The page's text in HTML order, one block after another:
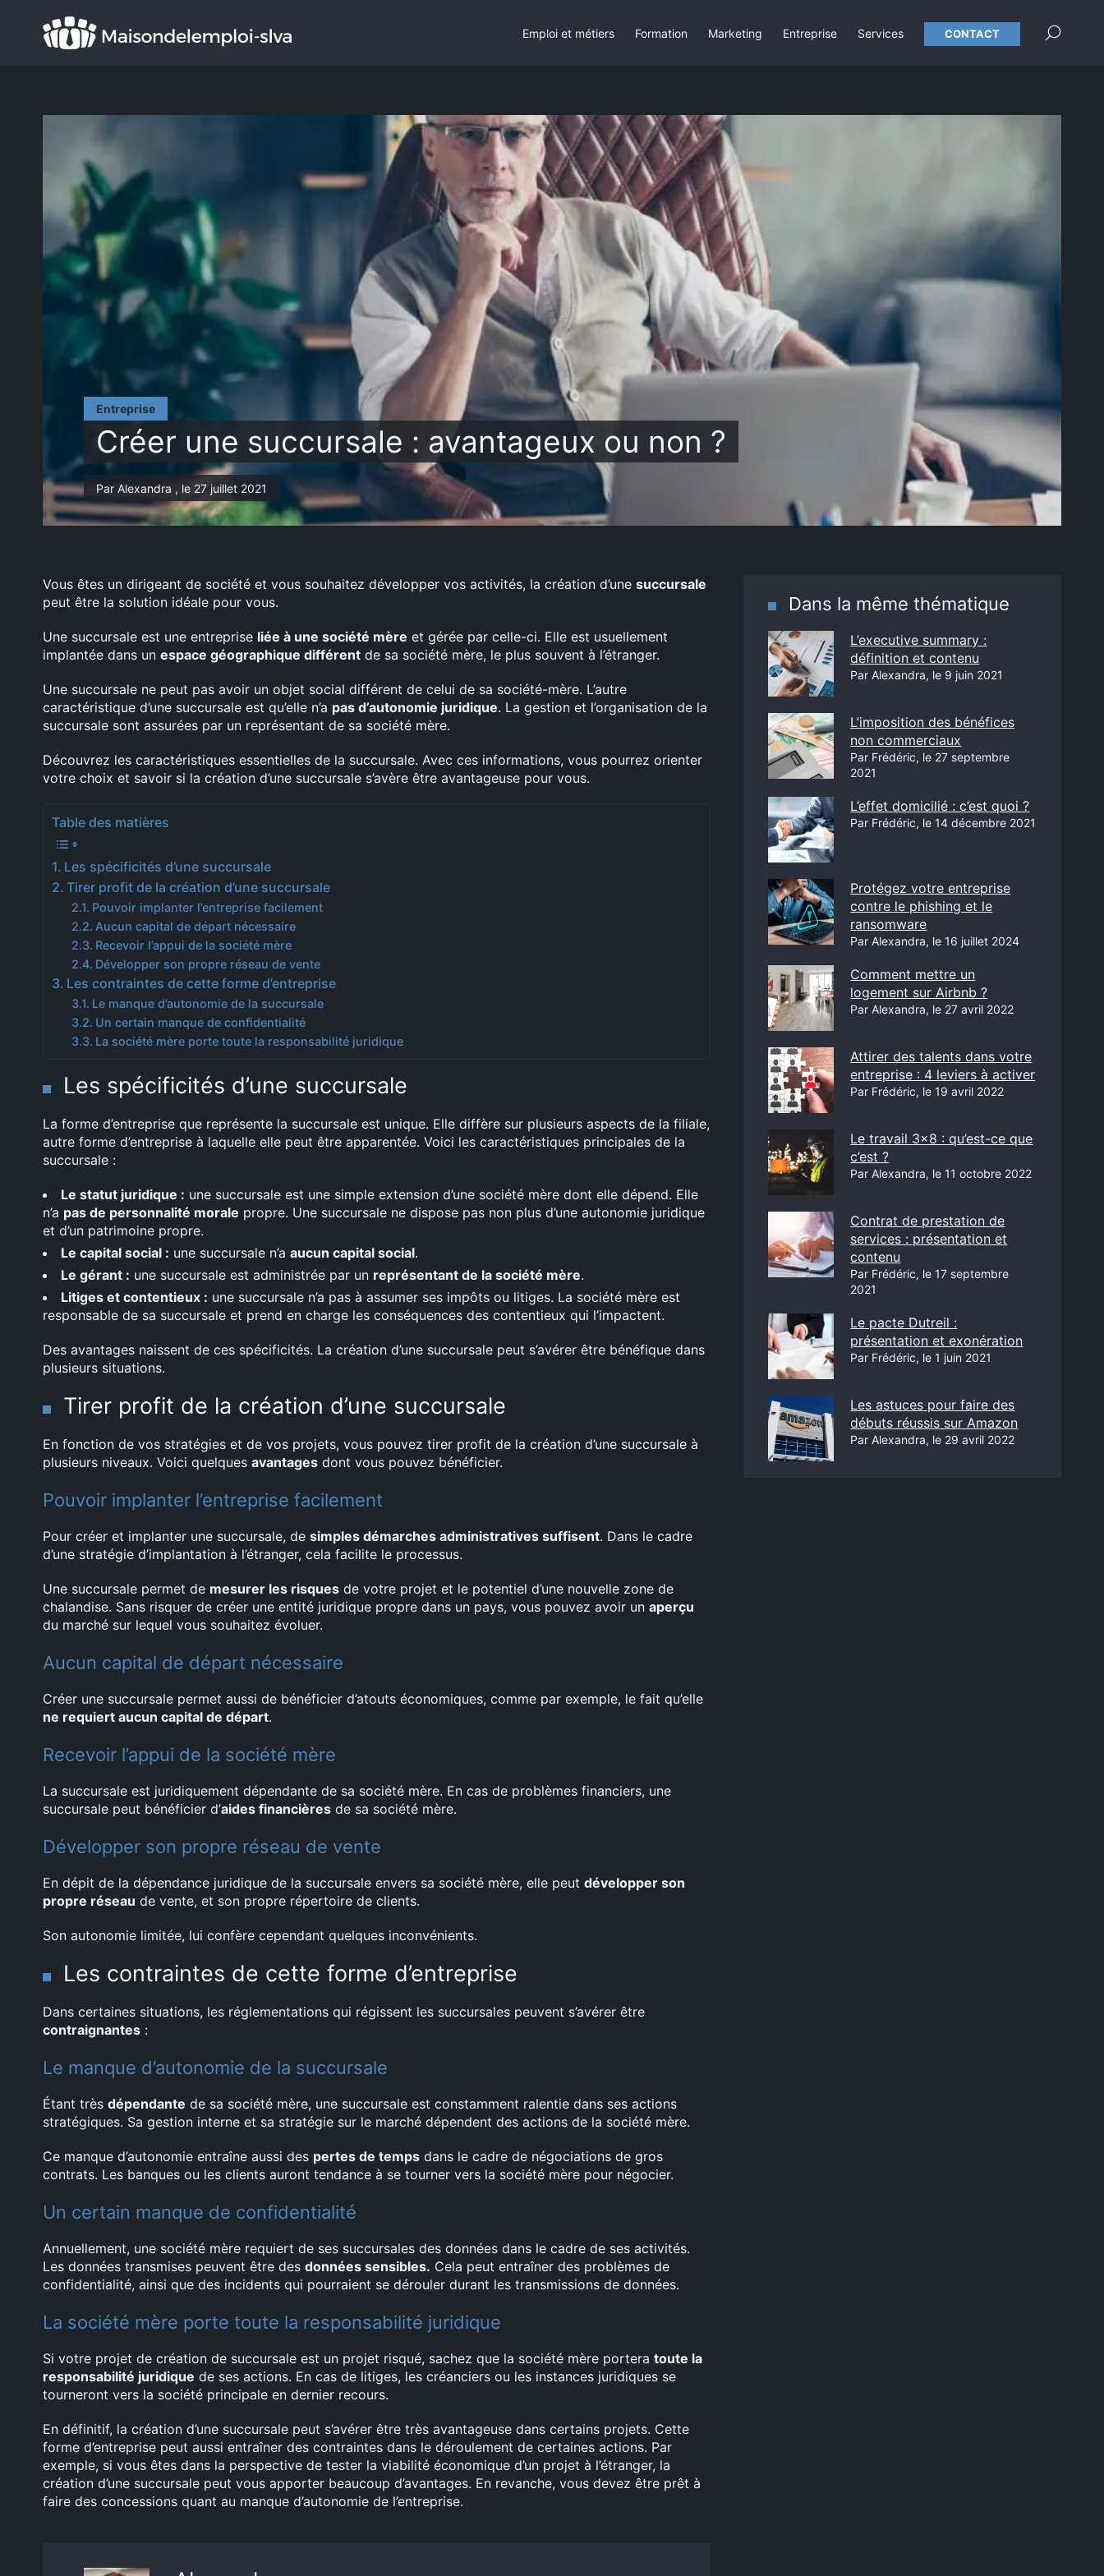
Entreprise
Créer une succursale : avantageux ou non ?
Par Alexandra , le 27 juillet 2021
Vous êtes un dirigeant de société et vous souhaitez développer vos activités, la création d’une succursale
peut être la solution idéale pour vous.
Une succursale est une entreprise liée à une société mère et gérée par celle-ci. Elle est usuellement
implantée dans un espace géographique différent de sa société mère, le plus souvent à l’étranger.
Une succursale ne peut pas avoir un objet social différent de celui de sa société-mère. L’autre
caractéristique d’une succursale est qu’elle n’a pas d’autonomie juridique. La gestion et l’organisation de la
succursale sont assurées par un représentant de sa société mère.
Découvrez les caractéristiques essentielles de la succursale. Avec ces informations, vous pourrez orienter
votre choix et savoir si la création d’une succursale s’avère être avantageuse pour vous.
Table des matières
Les spécificités d’une succursale
Tirer profit de la création d’une succursale
Pouvoir implanter l’entreprise facilement
Aucun capital de départ nécessaire
Recevoir l’appui de la société mère
Développer son propre réseau de vente
Les contraintes de cette forme d’entreprise
Le manque d’autonomie de la succursale
Un certain manque de confidentialité
La société mère porte toute la responsabilité juridique
Les spécificités d’une succursale
La forme d’entreprise que représente la succursale est unique. Elle diffère sur plusieurs aspects de la filiale,
autre forme d’entreprise à laquelle elle peut être apparentée. Voici les caractéristiques principales de la
succursale :
Le statut juridique : une succursale est une simple extension d’une société mère dont elle dépend. Elle
n’a pas de personnalité morale propre. Une succursale ne dispose pas non plus d’une autonomie juridique
et d’un patrimoine propre.
Le capital social : une succursale n’a aucun capital social.
Le gérant : une succursale est administrée par un représentant de la société mère.
Litiges et contentieux : une succursale n’a pas à assumer ses impôts ou litiges. La société mère est
responsable de sa succursale et prend en charge les conséquences des contentieux qui l’impactent.
Des avantages naissent de ces spécificités. La création d’une succursale peut s’avérer être bénéfique dans
plusieurs situations.
Tirer profit de la création d’une succursale
En fonction de vos stratégies et de vos projets, vous pouvez tirer profit de la création d’une succursale à
plusieurs niveaux. Voici quelques avantages dont vous pouvez bénéficier.
Pouvoir implanter l’entreprise facilement
Pour créer et implanter une succursale, de simples démarches administratives suffisent. Dans le cadre
d’une stratégie d’implantation à l’étranger, cela facilite le processus.
Une succursale permet de mesurer les risques de votre projet et le potentiel d’une nouvelle zone de
chalandise. Sans risquer de créer une entité juridique propre dans un pays, vous pouvez avoir un aperçu
du marché sur lequel vous souhaitez évoluer.
Aucun capital de départ nécessaire
Créer une succursale permet aussi de bénéficier d’atouts économiques, comme par exemple, le fait qu’elle
ne requiert aucun capital de départ.
Recevoir l’appui de la société mère
La succursale est juridiquement dépendante de sa société mère. En cas de problèmes financiers, une
succursale peut bénéficier d’aides financières de sa société mère.
Développer son propre réseau de vente
En dépit de la dépendance juridique de la succursale envers sa société mère, elle peut développer son
propre réseau de vente, et son propre répertoire de clients.
Son autonomie limitée, lui confère cependant quelques inconvénients.
Les contraintes de cette forme d’entreprise
Dans certaines situations, les réglementations qui régissent les succursales peuvent s’avérer être
contraignantes :
Le manque d’autonomie de la succursale
Étant très dépendante de sa société mère, une succursale est constamment ralentie dans ses actions
stratégiques. Sa gestion interne et sa stratégie sur le marché dépendent des actions de la société mère.
Ce manque d’autonomie entraîne aussi des pertes de temps dans le cadre de négociations de gros
contrats. Les banques ou les clients auront tendance à se tourner vers la société mère pour négocier.
Un certain manque de confidentialité
Annuellement, une société mère requiert de ses succursales des données dans le cadre de ses activités.
Les données transmises peuvent être des données sensibles. Cela peut entraîner des problèmes de
confidentialité, ainsi que des incidents qui pourraient se dérouler durant les transmissions de données.
La société mère porte toute la responsabilité juridique
Si votre projet de création de succursale est un projet risqué, sachez que la société mère portera toute la
responsabilité juridique de ses actions. En cas de litiges, les créanciers ou les instances juridiques se
tourneront vers la société principale en dernier recours.
En définitif, la création d’une succursale peut s’avérer être très avantageuse dans certains projets. Cette
forme d’entreprise peut aussi entraîner des contraintes dans le déroulement de certaines actions. Par
exemple, si vous êtes dans la perspective de tester la viabilité économique d’un projet à l’étranger, la
création d’une succursale peut vous apporter beaucoup d’avantages. En revanche, vous devez être prêt à
faire des concessions quant au manque d’autonomie de l’entreprise.
Dans la même thématique
L’executive summary :
définition et contenu
Par Alexandra, le 9 juin 2021
L’imposition des bénéfices
non commerciaux
Par Frédéric, le 27 septembre
2021
L’effet domicilié : c’est quoi ?
Par Frédéric, le 14 décembre 2021
Protégez votre entreprise
contre le phishing et le
ransomware
Par Alexandra, le 16 juillet 2024
Comment mettre un
logement sur Airbnb ?
Par Alexandra, le 27 avril 2022
Attirer des talents dans votre
entreprise : 4 leviers à activer
Par Frédéric, le 19 avril 2022
Le travail 3×8 : qu’est-ce que
c’est ?
Par Alexandra, le 11 octobre 2022
Contrat de prestation de
services : présentation et
contenu
Par Frédéric, le 17 septembre
2021
Le pacte Dutreil :
présentation et exonération
Par Frédéric, le 1 juin 2021
Les astuces pour faire des
débuts réussis sur Amazon
Par Alexandra, le 29 avril 2022
Emploi et métiers Formation Marketing Entreprise Services CONTACT